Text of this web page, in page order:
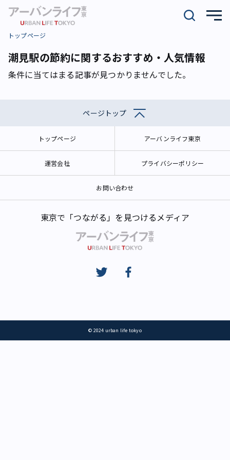
トップページ
潮見駅の節約に関するおすすめ・人気情報
条件に当てはまる記事が見つかりませんでした。
ページトップ
トップページ アーバンライフ東京
運営会社 プライバシーポリシー
お問い合わせ
東京で「つながる」を見つけるメディア
© 2024 urban life tokyo